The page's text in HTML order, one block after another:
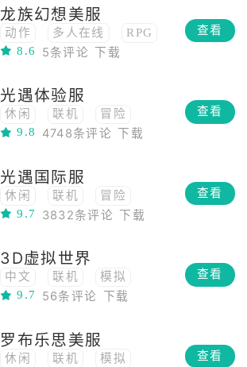
3D
社交 MMORPG
龙族幻想美服
动作 多人在线
RPG
角色扮演
高画质
3D
社交
8.6 5条评论 下载
查看
光遇体验服
休闲 联机
冒险
角色扮演
高画质
模拟飞行
治愈
艺术
9.8 4748条评论 下载
查看
光遇国际服
休闲 联机
冒险
高自由度
高画质
模拟飞行
治愈
艺术
9.7 3832条评论 下载
查看
3D虚拟世界
中文 联机
模拟
网络工具
高自由度
多人
养成
应用
社交
换装
9.7 56条评论 下载
查看
罗布乐思美服
休闲 联机
模拟
查看